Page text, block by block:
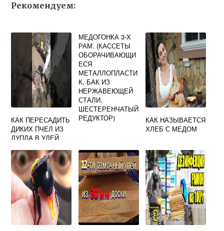
Рекомендуем:
КАК ПЕРЕСАДИТЬ
ДИКИХ ПЧЕЛ ИЗ
ДУПЛА В УЛЕЙ
МЕДОГОНКА 3-Х
РАМ. (КАССЕТЫ
ОБОРАЧИВАЮЩИ
ЕСЯ
МЕТАЛЛОПЛАСТИ
К, БАК ИЗ
НЕРЖАВЕЮЩЕЙ
СТАЛИ,
ШЕСТЕРЕНЧАТЫЙ
РЕДУКТОР)
КАК НАЗЫВАЕТСЯ
ХЛЕБ С МЕДОМ